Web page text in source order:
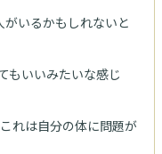
いるかもしれないと
もいいみたいな感じ
れは自分の体に問題が